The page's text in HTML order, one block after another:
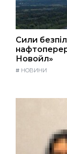
Сили
Новойл»
# НОВИНИ